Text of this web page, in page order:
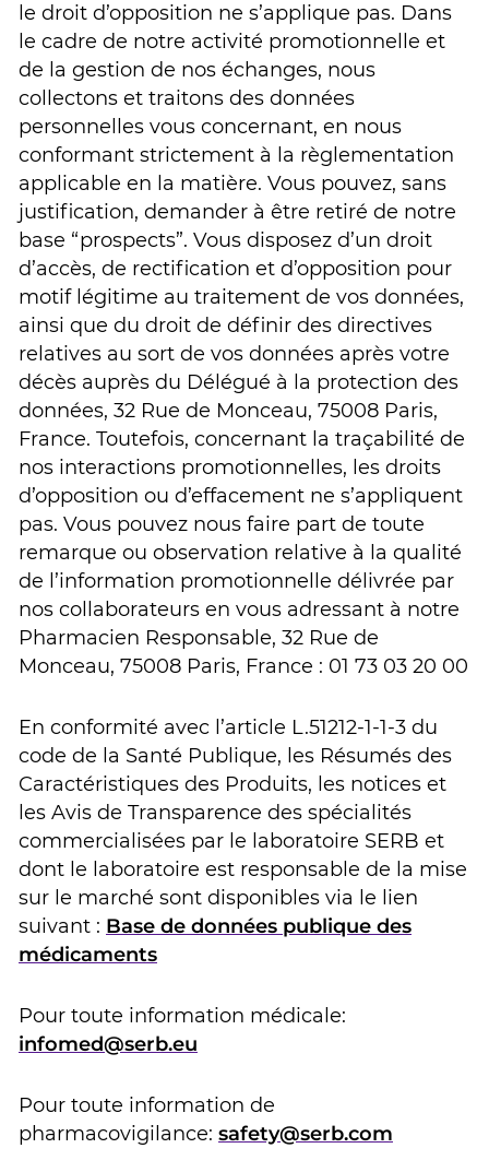
le droit d’opposition ne s’applique pas. Dans
le cadre de notre activité promotionnelle et
de la gestion de nos échanges, nous
collectons et traitons des données
personnelles vous concernant, en nous
conformant strictement à la règlementation
applicable en la matière. Vous pouvez, sans
justification, demander à être retiré de notre
base “prospects”. Vous disposez d’un droit
d’accès, de rectification et d’opposition pour
motif légitime au traitement de vos données,
ainsi que du droit de définir des directives
relatives au sort de vos données après votre
décès auprès du Délégué à la protection des
données, 32 Rue de Monceau, 75008 Paris,
France. Toutefois, concernant la traçabilité de
nos interactions promotionnelles, les droits
d’opposition ou d’effacement ne s’appliquent
pas. Vous pouvez nous faire part de toute
remarque ou observation relative à la qualité
de l’information promotionnelle délivrée par
nos collaborateurs en vous adressant à notre
Pharmacien Responsable, 32 Rue de
Monceau, 75008 Paris, France : 01 73 03 20 00
En conformité avec l’article L.51212-1-1-3 du
code de la Santé Publique, les Résumés des
Caractéristiques des Produits, les notices et
les Avis de Transparence des spécialités
commercialisées par le laboratoire SERB et
dont le laboratoire est responsable de la mise
sur le marché sont disponibles via le lien
suivant : Base de données publique des
médicaments
Pour toute information médicale:
infomed@serb.eu
Pour toute information de
pharmacovigilance: safety@serb.com